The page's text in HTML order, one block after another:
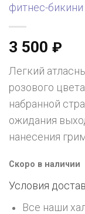
фитнес-
3 500 ₽
Легкий
розового
набранной
ожидания
нанесения
Скоро в наличии
Условия
Все наши